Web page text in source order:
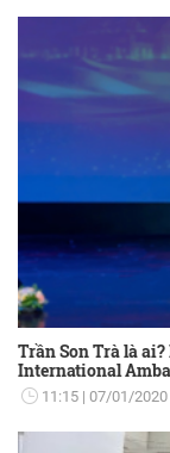
Trần Son Trà là
International
11:15 07/01/2020